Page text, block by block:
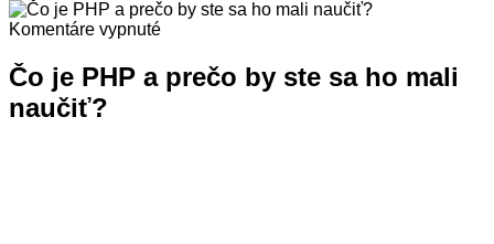
Komentáre vypnuténa
je
PHP
Čo je PHP a prečo by ste sa ho mali
naučiť?